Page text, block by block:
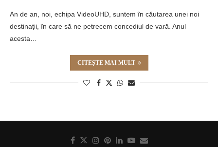
An de an, noi, echipa VideoUHD, suntem în căutarea unei noi
destinații, în care să ne petrecem concediul de vară. Anul
acesta…
CITEȘTE MAI MULT